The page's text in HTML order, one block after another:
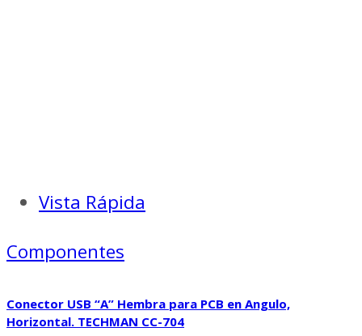
Vista Rápida
Componentes
Conector USB “A” Hembra para PCB en Angulo,
Horizontal. TECHMAN CC-704